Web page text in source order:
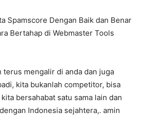
Spamscore Dengan Baik dan Benar
Bertahap di Webmaster Tools
terus mengalir di anda dan juga
kita bukanlah competitor, bisa
bersahabat satu sama lain dan
Indonesia sejahtera,. amin